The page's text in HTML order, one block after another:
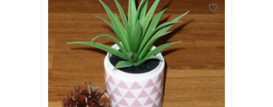
favorite_border